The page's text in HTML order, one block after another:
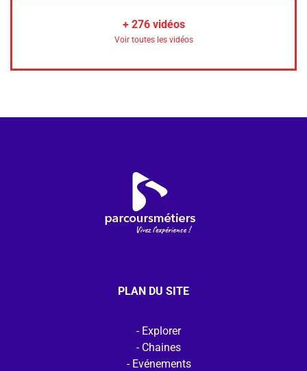
+ 276vidéos
Voir toutes les vidéos
PLAN DU SITE
Explorer
Chaines
Evénements